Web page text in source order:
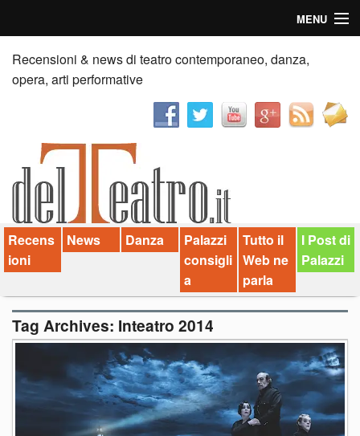
MENU
Home
Recensioni
News
Palazzi consiglia
Video
Chi siamo
Contatti
Recensioni & news di teatro contemporaneo, danza,
opera, arti performative
Recens
ioni
News Danza
Palazzi
consigli
a
Tutto il
Web ne
parla
I Post di
Palazzi
Tag Archives: Inteatro 2014